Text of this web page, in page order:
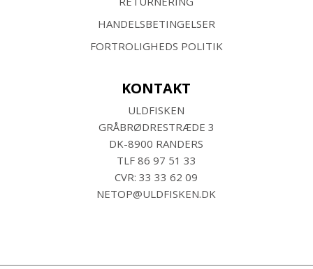
HANDELSBETINGELSER
FORTROLIGHEDS POLITIK
KONTAKT
ULDFISKEN
GRÅBRØDRESTRÆDE 3
DK-8900 RANDERS
TLF 86 97 51 33
CVR: 33 33 62 09
NETOP@ULDFISKEN.DK